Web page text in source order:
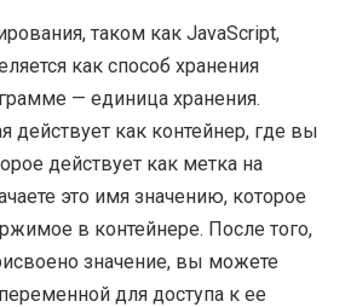
таком как JavaScript,
как способ хранения
— единица хранения.
действует как контейнер, где вы
действует как метка на
это имя значению, которое
в контейнере. После того,
значение, вы можете
для доступа к ее